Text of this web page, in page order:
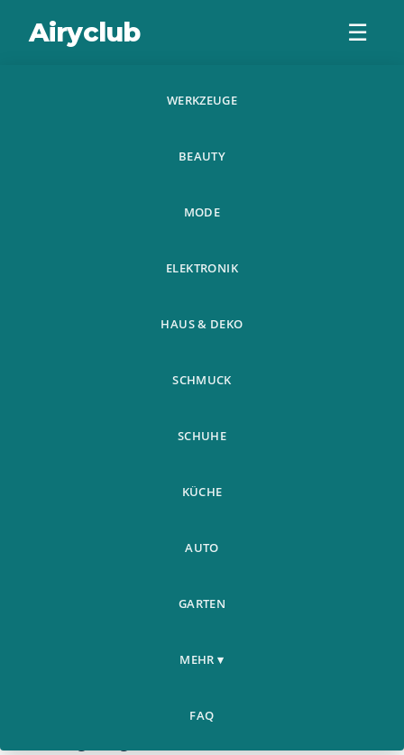
Airyclub ☰
WERKZEUGE
BEAUTY
MODE
ELEKTRONIK
HAUS & DEKO
SCHMUCK
SCHUHE
KÜCHE
AUTO
GARTEN
MEHR ▾
FAQ
Bangtan Boys 3D
Digitaldruck
Digitaldruck Bettwasche Set
Heisser Verkauf Bangtan Boys 3D Digitaldruck
Produkt bei Airyclub. Hochwertige Qualität zu